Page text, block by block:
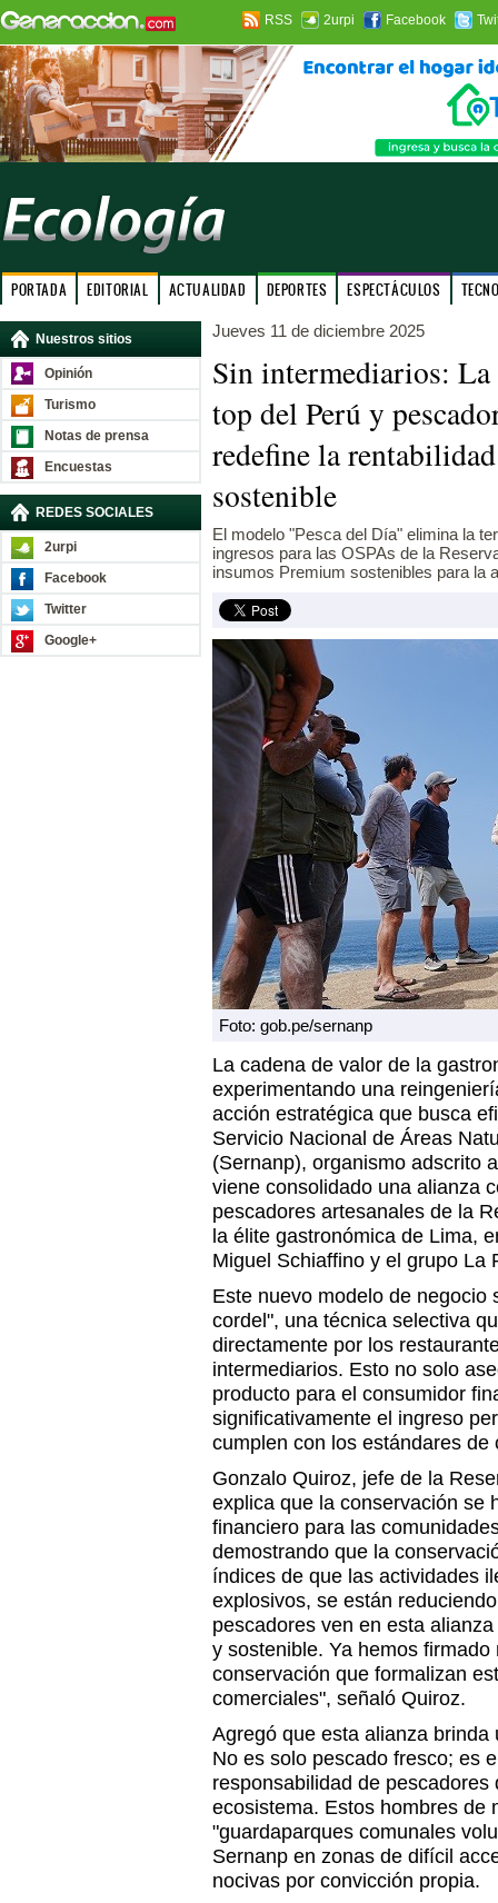
RSS 2urpi Facebook
PORTADA EDITORIAL ACTUALIDAD DEPORTES ESPECTÁCULOS
Nuestros sitios
Opinión
Turismo
Notas de prensa
Encuestas
REDES SOCIALES
2urpi
Facebook
Twitter
Google+
Jueves 11 de diciembre 2025
Sin intermediarios: La
top del Perú y
redefine la
sostenible
El modelo "Pesca del Día" elimina la
ingresos para las OSPAs de la
insumos Premium sostenibles para la
Foto: gob.pe/sernanp
La cadena de valor de la
experimentando una
acción estratégica que busca
Servicio Nacional de Áreas
(Sernanp), organismo adscrito
viene consolidado una alianza
pescadores artesanales de la
la élite gastronómica de Lima,
Miguel Schiaffino y el grupo La
Este nuevo modelo de negocio
cordel", una técnica selectiva
directamente por los
intermediarios. Esto no solo
producto para el consumidor
significativamente el ingreso
cumplen con los estándares de
Gonzalo Quiroz, jefe de la
explica que la conservación se
financiero para las
demostrando que la
índices de que las actividades
explosivos, se están
pescadores ven en esta
y sostenible. Ya hemos
conservación que formalizan
comerciales", señaló Quiroz.
Agregó que esta alianza
No es solo pescado fresco; es
responsabilidad de
ecosistema. Estos hombres de
"guardaparques comunales
Sernanp en zonas de difícil
nocivas por convicción propia.